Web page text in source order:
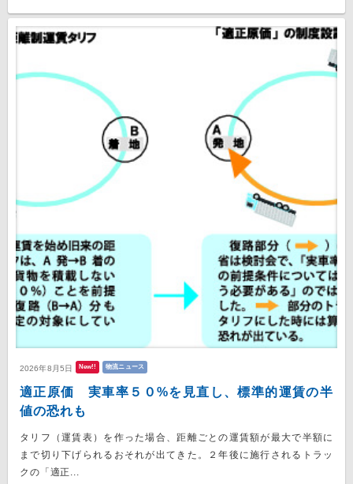
2026年8月5日 New!! 物流ニュース
適正原価 実車率５０%を見直し、標準的運賃の半
値の恐れも
タリフ（運賃表）を作った場合、距離ごとの運賃額が最大で半額に
まで切り下げられるおそれが出てきた。２年後に施行されるトラッ
クの「適正...